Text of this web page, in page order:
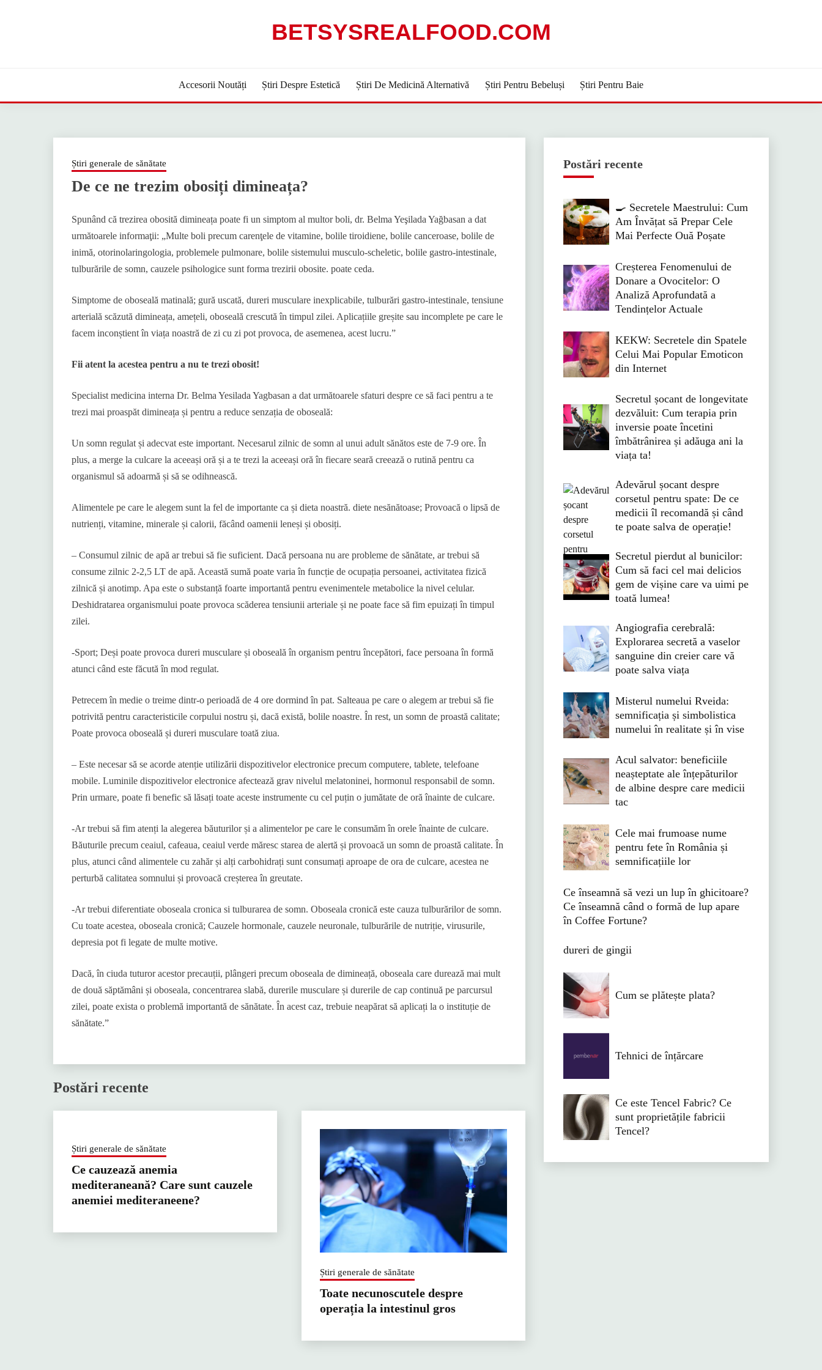
BETSYSREALFOOD.COM
Accesorii Noutăți Știri Despre Estetică Știri De Medicină Alternativă Știri Pentru Bebeluși Știri Pentru Baie
Știri generale de sănătate
De ce ne trezim obosiți dimineața?
Spunând că trezirea obosită dimineața poate fi un simptom al multor boli, dr. Belma Yeşilada Yağbasan a dat
următoarele informaţii: „Multe boli precum carenţele de vitamine, bolile tiroidiene, bolile canceroase, bolile de
inimă, otorinolaringologia, problemele pulmonare, bolile sistemului musculo-scheletic, bolile gastro-intestinale,
tulburările de somn, cauzele psihologice sunt forma trezirii obosite. poate ceda.
Simptome de oboseală matinală; gură uscată, dureri musculare inexplicabile, tulburări gastro-intestinale, tensiune
arterială scăzută dimineața, amețeli, oboseală crescută în timpul zilei. Aplicațiile greșite sau incomplete pe care le
facem inconștient în viața noastră de zi cu zi pot provoca, de asemenea, acest lucru.”
Fii atent la acestea pentru a nu te trezi obosit!
Specialist medicina interna Dr. Belma Yesilada Yagbasan a dat următoarele sfaturi despre ce să faci pentru a te
trezi mai proaspăt dimineața și pentru a reduce senzația de oboseală:
Un somn regulat și adecvat este important. Necesarul zilnic de somn al unui adult sănătos este de 7-9 ore. În
plus, a merge la culcare la aceeași oră și a te trezi la aceeași oră în fiecare seară creează o rutină pentru ca
organismul să adoarmă și să se odihnească.
Alimentele pe care le alegem sunt la fel de importante ca și dieta noastră. diete nesănătoase; Provoacă o lipsă de
nutrienți, vitamine, minerale și calorii, făcând oamenii leneși și obosiți.
– Consumul zilnic de apă ar trebui să fie suficient. Dacă persoana nu are probleme de sănătate, ar trebui să
consume zilnic 2-2,5 LT de apă. Această sumă poate varia în funcție de ocupația persoanei, activitatea fizică
zilnică și anotimp. Apa este o substanță foarte importantă pentru evenimentele metabolice la nivel celular.
Deshidratarea organismului poate provoca scăderea tensiunii arteriale și ne poate face să fim epuizați în timpul
zilei.
-Sport; Deși poate provoca dureri musculare și oboseală în organism pentru începători, face persoana în formă
atunci când este făcută în mod regulat.
Petrecem în medie o treime dintr-o perioadă de 4 ore dormind în pat. Salteaua pe care o alegem ar trebui să fie
potrivită pentru caracteristicile corpului nostru și, dacă există, bolile noastre. În rest, un somn de proastă calitate;
Poate provoca oboseală și dureri musculare toată ziua.
– Este necesar să se acorde atenție utilizării dispozitivelor electronice precum computere, tablete, telefoane
mobile. Luminile dispozitivelor electronice afectează grav nivelul melatoninei, hormonul responsabil de somn.
Prin urmare, poate fi benefic să lăsați toate aceste instrumente cu cel puțin o jumătate de oră înainte de culcare.
-Ar trebui să fim atenți la alegerea băuturilor și a alimentelor pe care le consumăm în orele înainte de culcare.
Băuturile precum ceaiul, cafeaua, ceaiul verde măresc starea de alertă și provoacă un somn de proastă calitate. În
plus, atunci când alimentele cu zahăr și alți carbohidrați sunt consumați aproape de ora de culcare, acestea ne
perturbă calitatea somnului și provoacă creșterea în greutate.
-Ar trebui diferentiate oboseala cronica si tulburarea de somn. Oboseala cronică este cauza tulburărilor de somn.
Cu toate acestea, oboseala cronică; Cauzele hormonale, cauzele neuronale, tulburările de nutriție, virusurile,
depresia pot fi legate de multe motive.
Dacă, în ciuda tuturor acestor precauții, plângeri precum oboseala de dimineață, oboseala care durează mai mult
de două săptămâni și oboseala, concentrarea slabă, durerile musculare și durerile de cap continuă pe parcursul
zilei, poate exista o problemă importantă de sănătate. În acest caz, trebuie neapărat să aplicați la o instituție de
sănătate.”
Postări recente
Știri generale de sănătate
Ce cauzează anemia
mediteraneană? Care sunt cauzele
anemiei mediteraneene?
Știri generale de sănătate
Toate necunoscutele despre
operația la intestinul gros
Postări recente
🍳 Secretele Maestrului: Cum
Am Învățat să Prepar Cele
Mai Perfecte Ouă Poșate
Creșterea Fenomenului de
Donare a Ovocitelor: O
Analiză Aprofundată a
Tendințelor Actuale
KEKW: Secretele din Spatele
Celui Mai Popular Emoticon
din Internet
Secretul șocant de longevitate
dezvăluit: Cum terapia prin
inversie poate încetini
îmbătrânirea și adăuga ani la
viața ta!
Adevărul șocant despre
corsetul pentru spate: De ce
medicii îl recomandă și când
te poate salva de operație!
Secretul pierdut al bunicilor:
Cum să faci cel mai delicios
gem de vișine care va uimi pe
toată lumea!
Angiografia cerebrală:
Explorarea secretă a vaselor
sanguine din creier care vă
poate salva viața
Misterul numelui Rveida:
semnificația și simbolistica
numelui în realitate și în vise
Acul salvator: beneficiile
neașteptate ale înțepăturilor
de albine despre care medicii
tac
Cele mai frumoase nume
pentru fete în România și
semnificațiile lor
Ce înseamnă să vezi un lup în ghicitoare?
Ce înseamnă când o formă de lup apare
în Coffee Fortune?
dureri de gingii
Cum se plătește plata?
Tehnici de înțărcare
Ce este Tencel Fabric? Ce
sunt proprietățile fabricii
Tencel?